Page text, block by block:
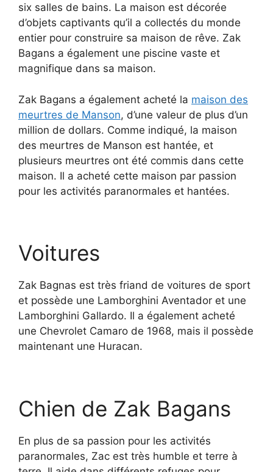
six salles de bains. La maison est décorée
d’objets captivants qu’il a collectés du monde
entier pour construire sa maison de rêve. Zak
Bagans a également une piscine vaste et
magnifique dans sa maison.
Zak Bagans a également acheté la maison des
meurtres de Manson, d’une valeur de plus d’un
million de dollars. Comme indiqué, la maison
des meurtres de Manson est hantée, et
plusieurs meurtres ont été commis dans cette
maison. Il a acheté cette maison par passion
pour les activités paranormales et hantées.
Voitures
Zak Bagnas est très friand de voitures de sport
et possède une Lamborghini Aventador et une
Lamborghini Gallardo. Il a également acheté
une Chevrolet Camaro de 1968, mais il possède
maintenant une Huracan.
Chien de Zak Bagans
En plus de sa passion pour les activités
paranormales, Zac est très humble et terre à